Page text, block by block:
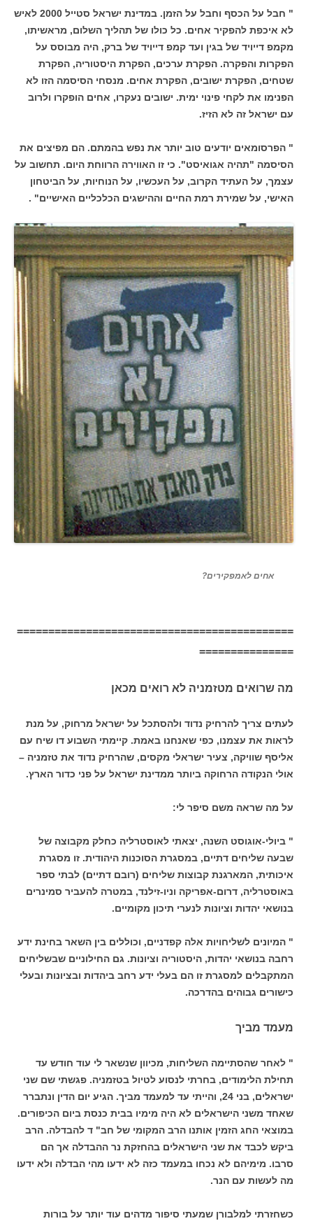
" חבל על הכסף וחבל על הזמן. במדינת ישראל סטייל 2000 לאיש
לא איכפת להפקיר אחים. כל כולו של תהליך השלום, מראשיתו,
מקמפ דייויד של בגין ועד קמפ דייויד של ברק, היה מבוסס על
הפקרות והפקרה. הפקרת ערכים, הפקרת היסטוריה, הפקרת
שטחים, הפקרת ישובים, הפקרת אחים. מנסחי הסיסמה הזו לא
הפנימו את לקחי פינוי ימית. ישובים נעקרו, אחים הופקרו ולרוב
עם ישראל זה לא הזיז.
" הפרסומאים יודעים טוב יותר את נפש בהמתם. הם מפיצים את
הסיסמה "תהיה אגואיסט". כי זו האווירה הרווחת היום. תחשוב על
עצמך, על העתיד הקרוב, על העכשיו, על הנוחיות, על הביטחון
האישי, על שמירת רמת החיים וההישגים הכלכליים האישיים" .
אחים לאמפקירים?
============================================
===============
מה שרואים מטזמניה לא רואים מכאן
לעתים צריך להרחיק נדוד ולהסתכל על ישראל מרחוק, על מנת
לראות את עצמנו, כפי שאנחנו באמת. קיימתי השבוע דו שיח עם
אליסף שוויקה, צעיר ישראלי מקסים, שהרחיק נדוד את טזמניה –
אולי הנקודה הרחוקה ביותר ממדינת ישראל על פני כדור הארץ.
על מה שראה משם סיפר לי:
" ביולי-אוגוסט השנה, יצאתי לאוסטרליה כחלק מקבוצה של
שבעה שליחים דתיים, במסגרת הסוכנות היהודית. זו מסגרת
איכותית, המארגנת קבוצות שליחים (רובם דתיים) לבתי ספר
באוסטרליה, דרום-אפריקה וניו-זילנד, במטרה להעביר סמינרים
בנושאי יהדות וציונות לנערי תיכון מקומיים.
" המיונים לשליחויות אלה קפדניים, וכוללים בין השאר בחינת ידע
רחבה בנושאי יהדות, היסטוריה וציונות. גם החילוניים שבשליחים
המתקבלים למסגרת זו הם בעלי ידע רחב ביהדות ובציונות ובעלי
כישורים גבוהים בהדרכה.
מעמד מביך
" לאחר שהסתיימה השליחות, מכיוון שנשאר לי עוד חודש עד
תחילת הלימודים, בחרתי לנסוע לטיול בטזמניה. פגשתי שם שני
ישראלים, בני 24, והייתי עד למעמד מביך. הגיע יום הדין ונתברר
שאחד משני הישראלים לא היה מימיו בבית כנסת ביום הכיפורים.
במוצאי החג הזמין אותנו הרב המקומי של חב" ד להבדלה. הרב
ביקש לכבד את שני הישראלים בהחזקת נר ההבדלה אך הם
סרבו. מימיהם לא נכחו במעמד כזה לא ידעו מהי הבדלה ולא ידעו
מה לעשות עם הנר.
כשחזרתי למלבורן שמעתי סיפור מדהים עוד יותר על בורות